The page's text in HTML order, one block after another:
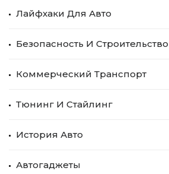
Лайфхаки Для Авто
Безопасность И Строительство
Коммерческий Транспорт
Тюнинг И Стайлинг
История Авто
Автогаджеты